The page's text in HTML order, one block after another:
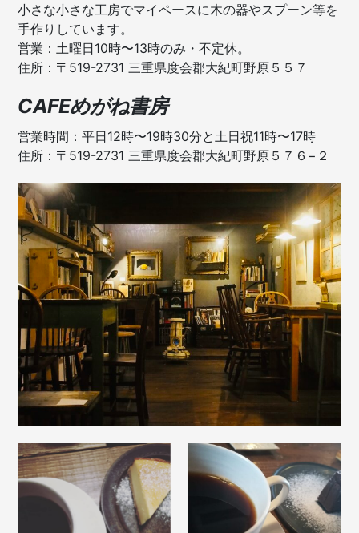
小さな小さな工房でマイペースに木の器やスプーン等を
手作りしています。
営業：土曜日10時〜13時のみ・不定休。
住所：〒519-2731 三重県度会郡大紀町野原５５７
CAFEめがね書房
営業時間：平日12時〜19時30分と土日祝11時〜17時
住所：〒519-2731 三重県度会郡大紀町野原５７６−２